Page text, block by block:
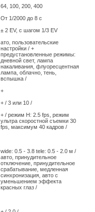
64, 100, 200, 400
От 1/2000 до 8 с
± 2 EV, с шагом 1/3 EV
ато, пользовательские
настройки/ +
предустановленные режимы:
дневной свет, лампа
накаливания, флуоресцентная
лампа, облачно, тень,
вспышка /
+
+/ 3 или 10 /
+/ режим H: 2.5 fps, рeжим
ультра скоростной съемки 30
fps, максимум 40 кадров /
wide: 0.5 - 3.8 tele: 0.5 - 2.0 м /
авто, принудительное
отключение, принудительное
срабатывание, медленная
синхронизация, авто с
уменьшением эффекта
красных глаз /